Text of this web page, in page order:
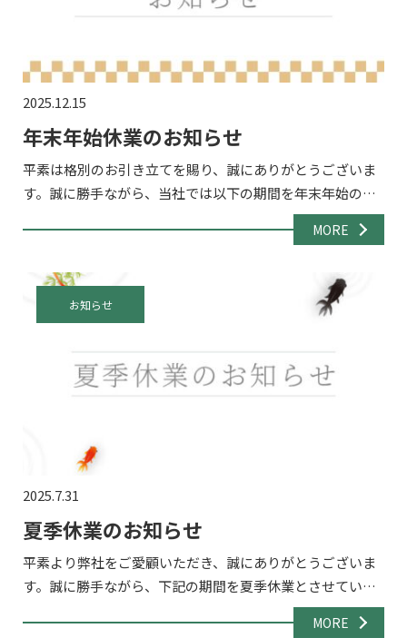
2025.12.15
年末年始休業のお知らせ
平素は格別のお引き立てを賜り、誠にありがとうございま
す。誠に勝手ながら、当社では以下の期間を年末年始の休
業期間とさせていただきます。 休業期間2025年12月27日
（土）～2024年1月4日（日） 休業期間中のお問い合わ […]
MORE
2025.7.31
夏季休業のお知らせ
平素より弊社をご愛顧いただき、誠にありがとうございま
す。誠に勝手ながら、下記の期間を夏季休業とさせていた
だきます。 ■休業期間：2025年8月13日（水）～8月17日
（日） 8/18(月)から通常通り営業開始いたしますの […]
お知らせ
MORE